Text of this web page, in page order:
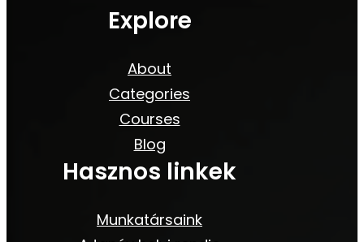
Explore
About
Categories
Courses
Blog
Hasznos linkek
Munkatársaink